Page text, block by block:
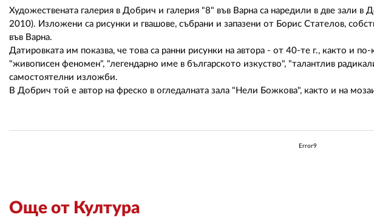
Художествената галерия в Добрич и галерия "8" във Варна са наредили в две зали
2010). Изложени са рисунки и гвашове, събрани и запазени от Борис Стателов,
във Варна.
Датировката им показва, че това са ранни рисунки на автора - от 40-те г., както и
"живописен феномен", "легендарно име в българското изкуство", "талантлив
самостоятелни изложби.
В Добрич той е автор на фреско в огледалната зала "Нели Божкова", както и на
Error9
Още от Култура